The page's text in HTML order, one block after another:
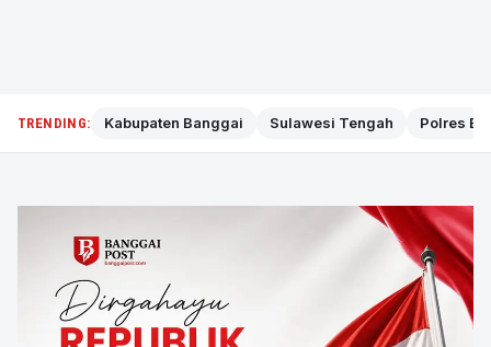
TRENDING: Kabupaten Banggai Sulawesi Tengah Polres